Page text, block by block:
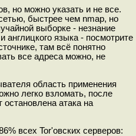
но можно указать и не все.
быстрее чем nmap, но
выборке - незнание
англицкого языка - посмотрите
там всё понятно
все адреса можно, не
область применения
легко взломать, после
остановлена атака на
всех Tor'овских серверов: